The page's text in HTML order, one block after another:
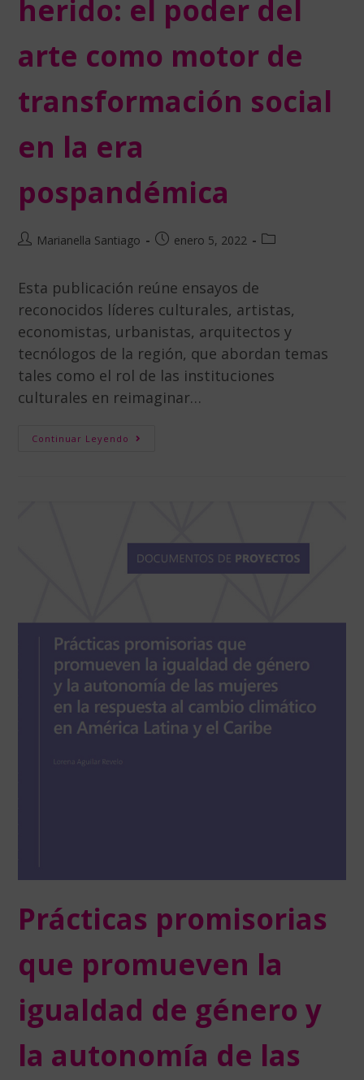
herido: el poder del
arte como motor de
transformación social
en la era
pospandémica
Marianella Santiago enero 5, 2022
Esta publicación reúne ensayos de
reconocidos líderes culturales, artistas,
economistas, urbanistas, arquitectos y
tecnólogos de la región, que abordan temas
tales como el rol de las instituciones
culturales en reimaginar…
Continuar Leyendo
Prácticas promisorias
que promueven la
igualdad de género y
la autonomía de las